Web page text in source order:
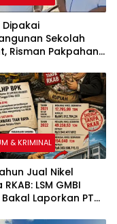
Dipakai
Sekolah
Risman Pakpahan
Kemensos RI
& KRIMINAL
Jual Nikel
LSM GMBI
Laporkan PT